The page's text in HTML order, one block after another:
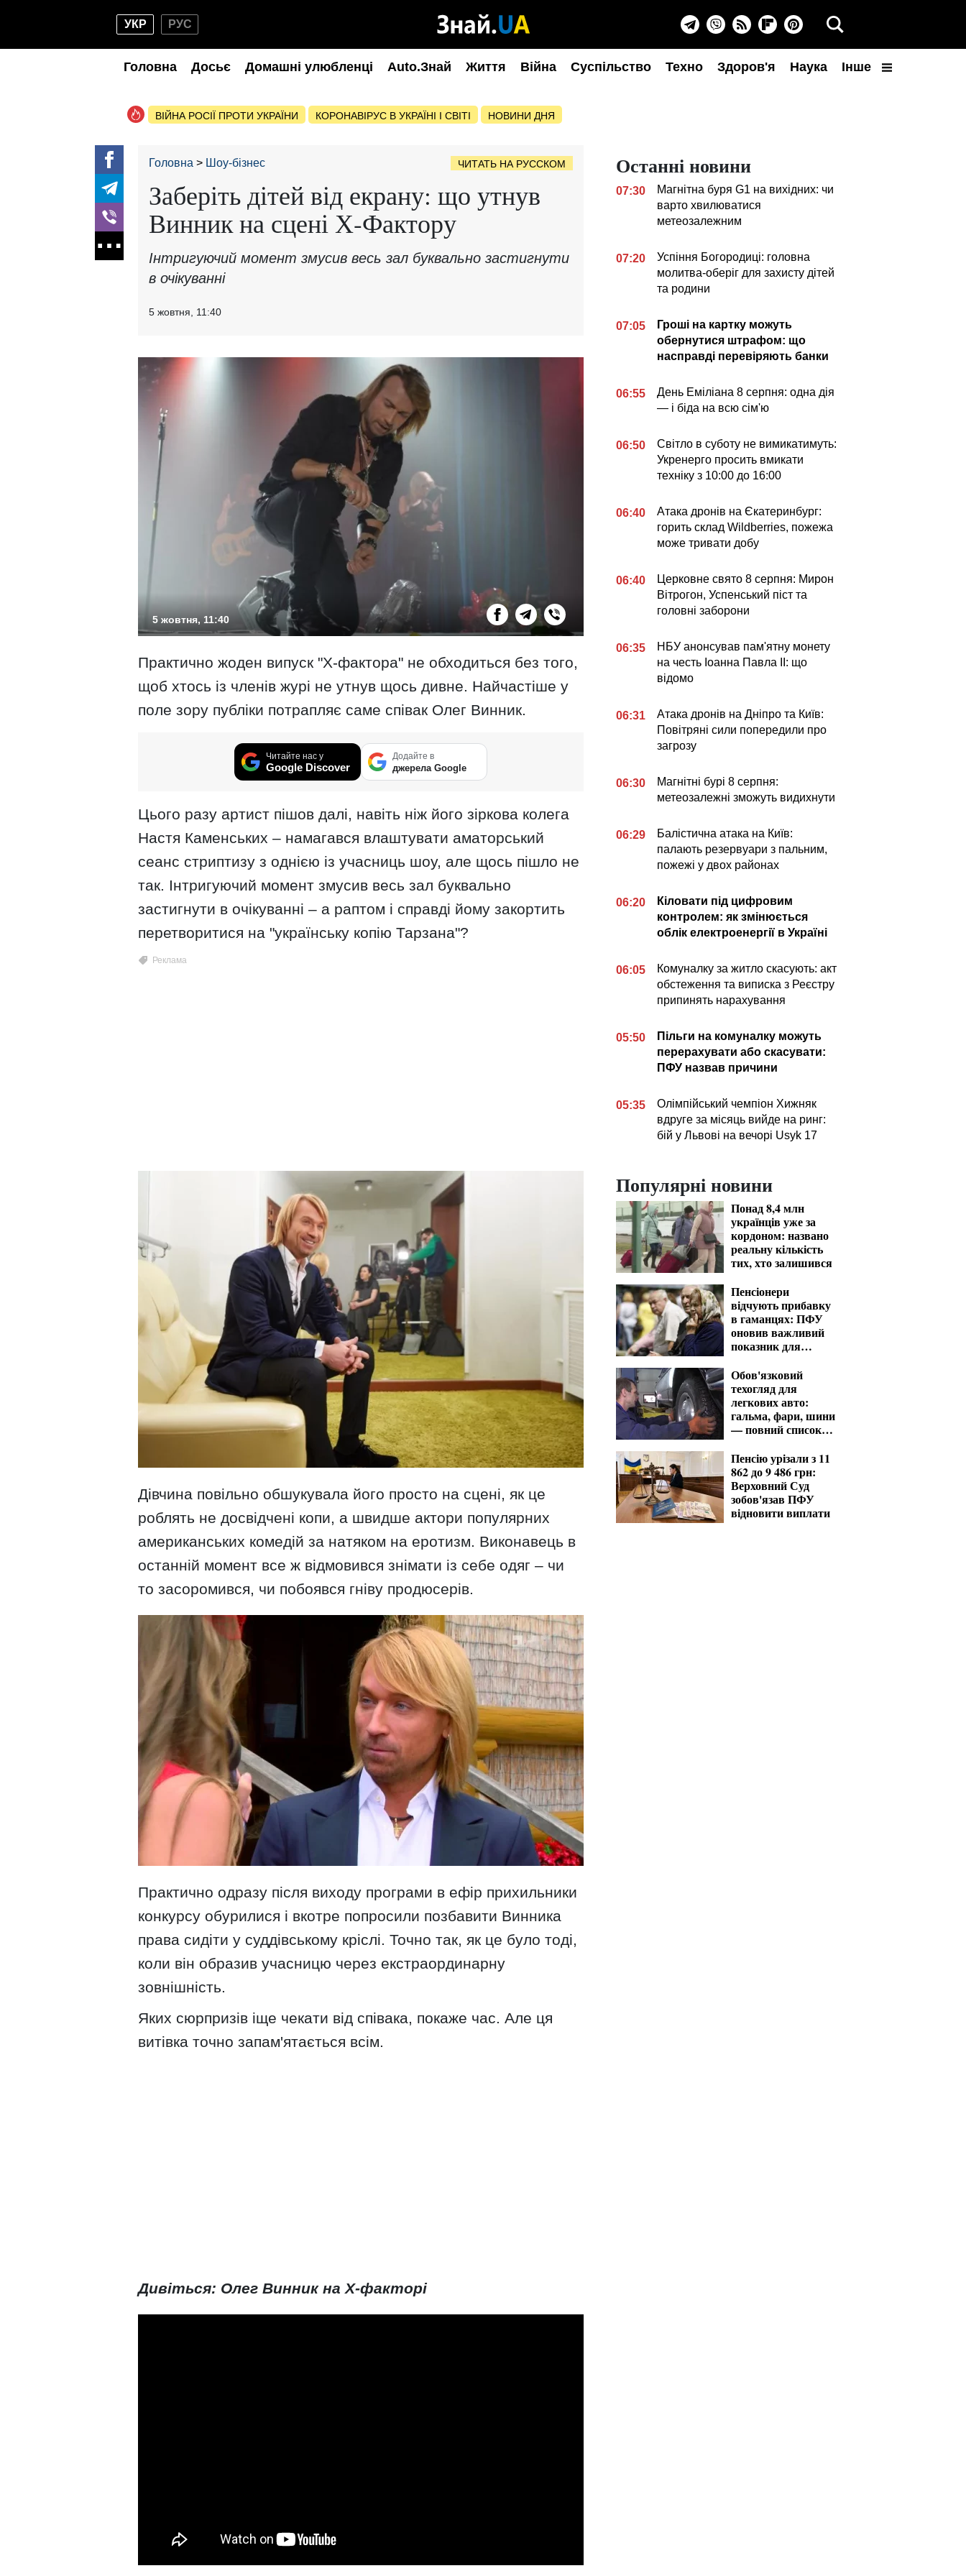
УКР РУС
Головна Досьє Домашні улюбленці Auto.Знай Життя Війна Суспільство Техно Здоров'я Наука Інше
ВІЙНА РОСІЇ ПРОТИ УКРАЇНИ КОРОНАВІРУС В УКРАЇНІ І СВІТІ НОВИНИ ДНЯ
Головна Шоу-бізнес ЧИТАТЬ НА РУССКОМ
Заберіть дітей від екрану: що утнув
Винник на сцені Х-Фактору
Інтригуючий момент змусив весь зал буквально застигнути
в очікуванні
5 жовтня, 11:40
5 жовтня, 11:40
Практично жоден випуск "Х-фактора" не обходиться без того,
щоб хтось із членів журі не утнув щось дивне. Найчастіше у
поле зору публіки потрапляє саме співак Олег Винник.
Читайте нас у
Google Discover
Додайте в
джерела Google
Цього разу артист пішов далі, навіть ніж його зіркова колега
Настя Каменських – намагався влаштувати аматорський
сеанс стриптизу з однією із учасниць шоу, але щось пішло не
так. Інтригуючий момент змусив весь зал буквально
застигнути в очікуванні – а раптом і справді йому закортить
перетворитися на "українську копію Тарзана"?
Дівчина повільно обшукувала його просто на сцені, як це
роблять не досвідчені копи, а швидше актори популярних
американських комедій за натяком на еротизм. Виконавець в
останній момент все ж відмовився знімати із себе одяг – чи
то засоромився, чи побоявся гніву продюсерів.
Практично одразу після виходу програми в ефір прихильники
конкурсу обурилися і вкотре попросили позбавити Винника
права сидіти у суддівському кріслі. Точно так, як це було тоді,
коли він образив учасницю через екстраординарну
зовнішність.
Яких сюрпризів іще чекати від співака, покаже час. Але ця
витівка точно запам'ятається всім.
Дивіться: Олег Винник на Х-факторі
Останні новини
07:30
Магнітна буря G1 на вихідних: чи
варто хвилюватися
метеозалежним
07:20
Успіння Богородиці: головна
молитва-оберіг для захисту дітей
та родини
07:05
Гроші на картку можуть
обернутися штрафом: що
насправді перевіряють банки
06:55
День Еміліана 8 серпня: одна дія
— і біда на всю сім'ю
06:50
Світло в суботу не вимикатимуть:
Укренерго просить вмикати
техніку з 10:00 до 16:00
06:40
Атака дронів на Єкатеринбург:
горить склад Wildberries, пожежа
може тривати добу
06:40
Церковне свято 8 серпня: Мирон
Вітрогон, Успенський піст та
головні заборони
06:35
НБУ анонсував пам'ятну монету
на честь Іоанна Павла II: що
відомо
06:31
Атака дронів на Дніпро та Київ:
Повітряні сили попередили про
загрозу
06:30
Магнітні бурі 8 серпня:
метеозалежні зможуть видихнути
06:29
Балістична атака на Київ:
палають резервуари з пальним,
пожежі у двох районах
06:20
Кіловати під цифровим
контролем: як змінюється
облік електроенергії в Україні
06:05
Комуналку за житло скасують: акт
обстеження та виписка з Реєстру
припинять нарахування
05:50
Пільги на комуналку можуть
перерахувати або скасувати:
ПФУ назвав причини
05:35
Олімпійський чемпіон Хижняк
вдруге за місяць вийде на ринг:
бій у Львові на вечорі Usyk 17
Популярні новини
Понад 8,4 млн
українців уже за
кордоном: названо
реальну кількість
тих, хто залишився
Пенсіонери
відчують прибавку
в гаманцях: ПФУ
оновив важливий
показник для
Обов'язковий
техогляд для
легкових авто:
гальма, фари, шини
— повний список
Пенсію урізали з 11
862 до 9 486 грн:
Верховний Суд
зобов'язав ПФУ
відновити виплати